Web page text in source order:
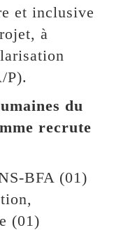
et inclusive
à
P).
du
recrute
BFA (01)
(01)